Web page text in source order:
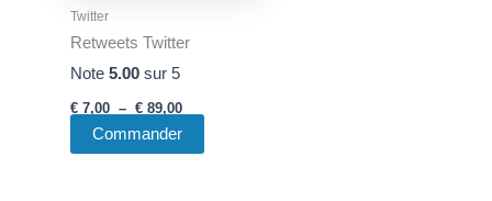
Twitter
Retweets Twitter
Note 5.00sur 5
€7,00 – €89,00
Commander